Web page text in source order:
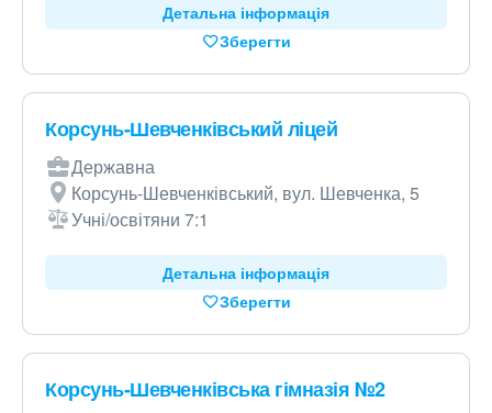
Детальна інформація
Зберегти
Корсунь-Шевченківський ліцей
Державна
Корсунь-Шевченківський, вул. Шевченка, 5
Учні/освітяни 7:1
Детальна інформація
Зберегти
Корсунь-Шевченківська гімназія №2